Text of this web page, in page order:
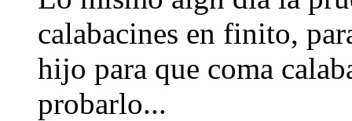
calabacines en finito,
hijo para que coma
probarlo...